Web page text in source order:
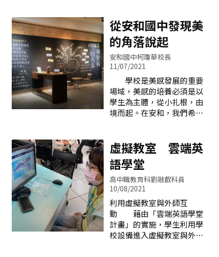
內容轉向學習內容、學習表
現並重，而在這樣的轉變之
中，課室中科技的角色、師
生運用科技的能力，更是佔
有舉足輕重的地位。 然
而，除了國家以政策投入資
源提升軟硬體建設，在教育
現場的我們，面對新世代的
孩子、未來世代的需求，還
要實施開始，資訊教育即列
為重大議題且定義了能力指
標，十二
路訊號完全取代傳統書面教
材。教師們最熟練的講述
法、問題教學法、分組合作
學習法，或是視覺藝術最常
見的示範法與視聽媒體教學
法通通變得生疏和走樣。這
段期間陶藝、版畫、雕塑，
立體構成等等傳統的藝術學
習活動成為無法克服的教
學。數位板或是觸控螢幕以
輯就成為教學的主流，網路
和數位化線上材料就是教材
的基礎，疫情中和後期的藝
術教育已經和科技無法隔
離，科技與藝術教育的融合
挑戰了藝術的定義，也挑戰
了教師和藝術教育的生態。
科技的顛覆與藝術教育的未
來 科技和教育的關係在
近半年來被看見而且成為學
從安和國中發現美
的角落說起
安和國中柯瓊華校長
11/07/2021
學校是美感發展的重要
場域，美感的培養必須是以
學生為主體，從小扎根，由
境而起。在安和，我們希望
透過課程與活動，我們引領
學生從人與環境的互動中
「發覺美」、「探索美」、
「感受美」、「認識美」並
能「實踐美」。我們以「創
藝行動教室」方案轉化學校
最不起眼的角落成為師生能
共同參與、能多元創藝、能
統整領域融入教學的美學場
域。這個全市最美的角落讓
虛擬教室 雲端英
語學堂
高中職教育科劉融叡科員
10/08/2021
利用虛擬教室與外師互
動 藉由「雲端英語學堂
計畫」的實施，學生利用學
校設備進入虛擬教室與外師